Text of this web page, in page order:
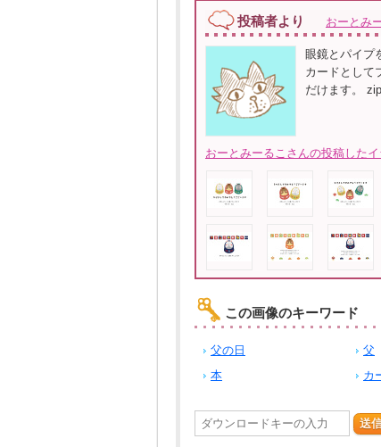
投稿者より おーとみ
眼鏡とパイプ
カードとして
だけます。
おーとみーるこさんの投稿したイ
この画像のキーワード
父の日 父
本
カ
送